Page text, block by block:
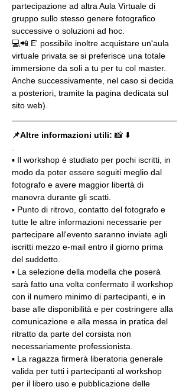
partecipazione ad altra Aula Virtuale di
gruppo sullo stesso genere fotografico
successive o soluzioni ad hoc.
💻📲 E' possibile inoltre acquistare un'aula
virtuale privata se si preferisce una totale
immersione da soli a tu per tu col master.
Anche successivamente, nel caso si decida
a posteriori, tramite la pagina dedicata sul
sito web).
📌Altre informazioni utili: 📸 ⬇️
▪️ Il workshop è studiato per pochi iscritti, in
modo da poter essere seguiti meglio dal
fotografo e avere maggior libertà di
manovra durante gli scatti.
▪️ Punto di ritrovo, contatto del fotografo e
tutte le altre informazioni necessarie per
partecipare all'evento saranno inviate agli
iscritti mezzo e-mail entro il giorno prima
del suddetto.
▪️ La selezione della modella che poserà
sarà fatto una volta confermato il workshop
con il numero minimo di partecipanti, e in
base alle disponibilità e per costringere alla
comunicazione e alla messa in pratica del
ritratto da parte del corsista non
necessariamente professionista.
▪️ La ragazza firmerà liberatoria generale
valida per tutti i partecipanti al workshop
per il libero uso e pubblicazione delle